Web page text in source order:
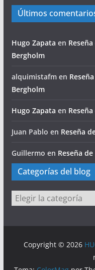
Últimos
Hugo Zapata en
Bergholm
alquimistafmen
Bergholm
Hugo Zapata en
Juan Pablo en Reseña
Guillermo en Reseña
Categorías del blog
Categorías
del
Copyright © 2026